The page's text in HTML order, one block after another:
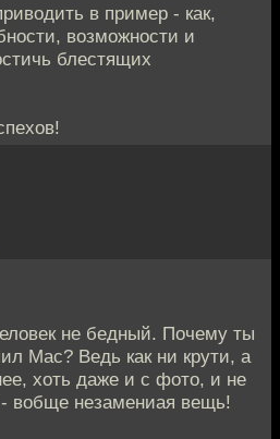
в пример - как,
возможности и
блестящих
не бедный. Почему ты
Mac? Ведь как ни крути, а
хоть даже и с фото, и не
вобще незамениая вещь!